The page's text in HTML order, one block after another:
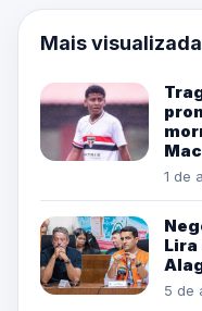
Mais
1 de
Lira
5 de